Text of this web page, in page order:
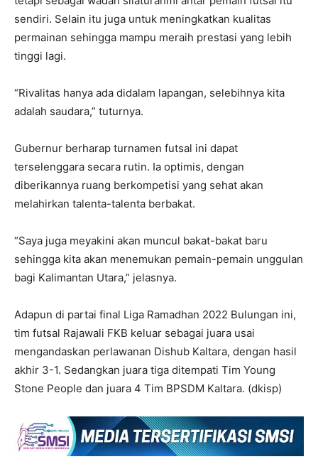
sendiri. Selain itu juga untuk meningkatkan kualitas
permainan sehingga mampu meraih prestasi yang lebih
tinggi lagi.
“Rivalitas hanya ada didalam lapangan, selebihnya kita
adalah saudara,” tuturnya.
Gubernur berharap turnamen futsal ini dapat
terselenggara secara rutin. Ia optimis, dengan
diberikannya ruang berkompetisi yang sehat akan
melahirkan talenta-talenta berbakat.
“Saya juga meyakini akan muncul bakat-bakat baru
sehingga kita akan menemukan pemain-pemain unggulan
bagi Kalimantan Utara,” jelasnya.
Adapun di partai final Liga Ramadhan 2022 Bulungan ini,
tim futsal Rajawali FKB keluar sebagai juara usai
mengandaskan perlawanan Dishub Kaltara, dengan hasil
akhir 3-1. Sedangkan juara tiga ditempati Tim Young
Stone People dan juara 4 Tim BPSDM Kaltara. (dkisp)